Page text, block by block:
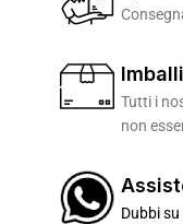
Tutti i
non
Dubbi